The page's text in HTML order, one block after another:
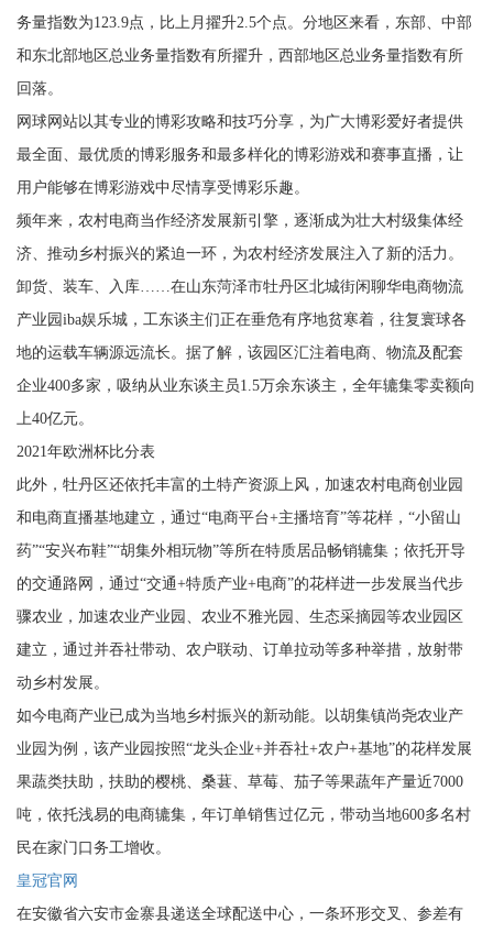
务量指数为123.9点，比上月擢升2.5个点。分地区来看，东部、中部
和东北部地区总业务量指数有所擢升，西部地区总业务量指数有所
回落。
网球网站以其专业的博彩攻略和技巧分享，为广大博彩爱好者提供
最全面、最优质的博彩服务和最多样化的博彩游戏和赛事直播，让
用户能够在博彩游戏中尽情享受博彩乐趣。
频年来，农村电商当作经济发展新引擎，逐渐成为壮大村级集体经
济、推动乡村振兴的紧迫一环，为农村经济发展注入了新的活力。
卸货、装车、入库……在山东菏泽市牡丹区北城街闲聊华电商物流
产业园iba娱乐城，工东谈主们正在垂危有序地贫寒着，往复寰球各
地的运载车辆源远流长。据了解，该园区汇注着电商、物流及配套
企业400多家，吸纳从业东谈主员1.5万余东谈主，全年辘集零卖额向
上40亿元。
2021年欧洲杯比分表
此外，牡丹区还依托丰富的土特产资源上风，加速农村电商创业园
和电商直播基地建立，通过“电商平台+主播培育”等花样，“小留山
药”“安兴布鞋”“胡集外相玩物”等所在特质居品畅销辘集；依托开导
的交通路网，通过“交通+特质产业+电商”的花样进一步发展当代步
骤农业，加速农业产业园、农业不雅光园、生态采摘园等农业园区
建立，通过并吞社带动、农户联动、订单拉动等多种举措，放射带
动乡村发展。
如今电商产业已成为当地乡村振兴的新动能。以胡集镇尚尧农业产
业园为例，该产业园按照“龙头企业+并吞社+农户+基地”的花样发展
果蔬类扶助，扶助的樱桃、桑葚、草莓、茄子等果蔬年产量近7000
吨，依托浅易的电商辘集，年订单销售过亿元，带动当地600多名村
民在家门口务工增收。
皇冠官网
在安徽省六安市金寨县递送全球配送中心，一条环形交叉、参差有